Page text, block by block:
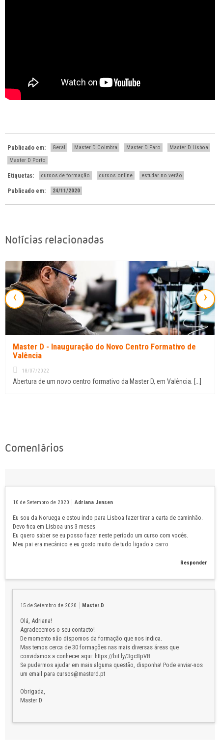
Publicado em: Geral Master D Coimbra Master D Faro
Master D Lisboa
Master D Porto
Etiquetas: cursos de formação cursos online estudar no verão
Publicado em: 24/11/2020
Notícias relacionadas
Master D - Inauguração do Novo Centro Formativo de
Valência
18/07/2022
‹ ›
Comentários
10 de Setembro de 2020 Adriana Jensen
Eu sou da Noruega e estou indo para Lisboa fazer tirar a carta de caminhão.
Devo fica em Lisboa uns 3 meses
Eu quero saber se eu posso fazer neste período um curso com vocês.
Meu pai era mecânico e eu gosto muito de tudo ligado a carro
Responder
15 de Setembro de 2020 Master.D
Olá, Adriana!
Agradecemos o seu contacto!
De momento não dispomos da formação que nos indica.
Mas temos cerca de 30 formações nas mais diversas áreas que
convidamos a conhecer aqui: https://bit.ly/3gcBpV8
Se pudermos ajudar em mais alguma questão, disponha! Pode enviar-nos
um email para cursos@masterd.pt
Obrigada,
Master D